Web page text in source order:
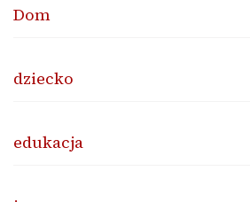
Dom
dziecko
edukacja